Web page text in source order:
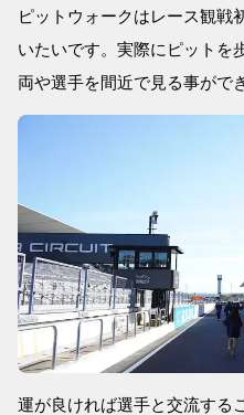
ピットウォークはレース観戦
いたいです。実際にピットを
両や選手を間近で見る事がで
運が良ければ選手と交流する